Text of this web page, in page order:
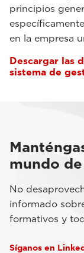
principios
en la empresa
Descargar las
sistema de
mundo
No
informado
formativos y
Síganos en